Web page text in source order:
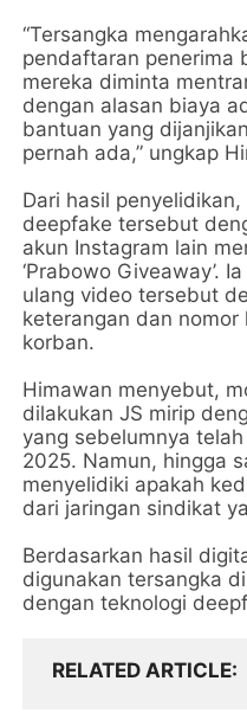
“Tersangka
pendaftaran penerima
mereka diminta
dengan alasan biaya
bantuan yang
pernah ada,” ungkap
Dari hasil
deepfake tersebut
akun Instagram lain
‘Prabowo Giveaway’.
ulang video tersebut
keterangan dan
korban.
Himawan menyebut,
dilakukan JS mirip
yang sebelumnya
2025. Namun, hingga
menyelidiki apakah
dari jaringan sindikat
Berdasarkan hasil
digunakan tersangka
dengan teknologi
RELATED ARTICLE